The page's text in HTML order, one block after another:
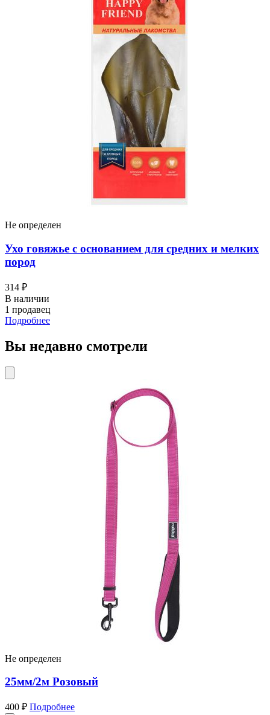
Не определен
Ухо говяжье с основанием для средних и мелких
пород
314 ₽
В наличии
1 продавец
Подробнее
Вы недавно смотрели
Не определен
25мм/2м Розовый
400 ₽ Подробнее